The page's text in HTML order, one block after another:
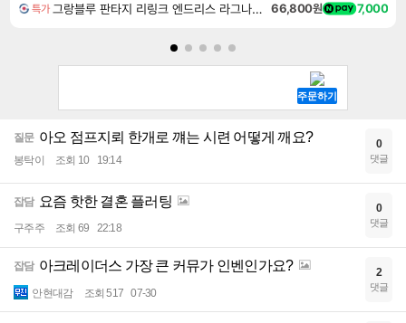
특가 그랑블루 판타지 리링크 엔드리스 라그나로크 Granblue Fantasy Relink Endless Ragnarok 66,800원 7,000
질문 아오 점프지뢰 한개로 꺠는 시련 어떻게 깨요?
봉탁이 조회 10 19:14
0
댓글
잡담 요즘 핫한 결혼 플러팅
구주주 조회 69 22:18
0
댓글
잡담 아크레이더스 가장 큰 커뮤가 인벤인가요?
안현대감 조회 517 07-30
2
댓글